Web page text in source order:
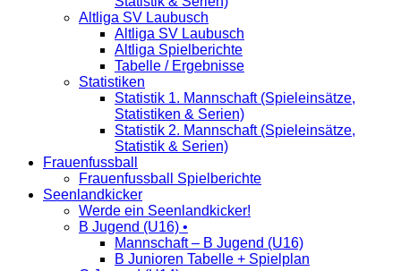
Altliga SV Laubusch
Altliga SV Laubusch
Altliga Spielberichte
Tabelle / Ergebnisse
Statistiken
Statistik 1. Mannschaft (Spieleinsätze,
Statistiken & Serien)
Statistik 2. Mannschaft (Spieleinsätze,
Statistik & Serien)
Frauenfussball
Frauenfussball Spielberichte
Seenlandkicker
Werde ein Seenlandkicker!
B Jugend (U16) •
Mannschaft – B Jugend (U16)
B Junioren Tabelle + Spielplan